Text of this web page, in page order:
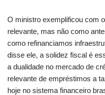
O ministro exemplificou com
relevante, mas não como
como refinanciamos
disse ele, a solidez fiscal é
a dualidade no mercado de
relevante de empréstimos a
hoje no sistema financeiro